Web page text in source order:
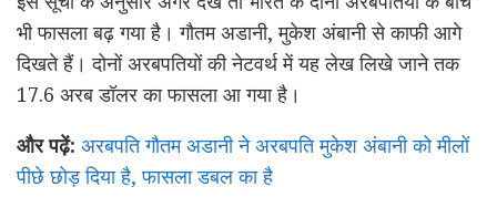
भी फासला बढ़ गया है। गौतम अडानी, मुकेश अंबानी से काफी आगे
दिखते हैं। दोनों अरबपतियों की नेटवर्थ में यह लेख लिखे जाने तक
17.6 अरब डॉलर का फासला आ गया है।
और पढ़ें: अरबपति गौतम अडानी ने अरबपति मुकेश अंबानी को मीलों
पीछे छोड़ दिया है, फासला डबल का है